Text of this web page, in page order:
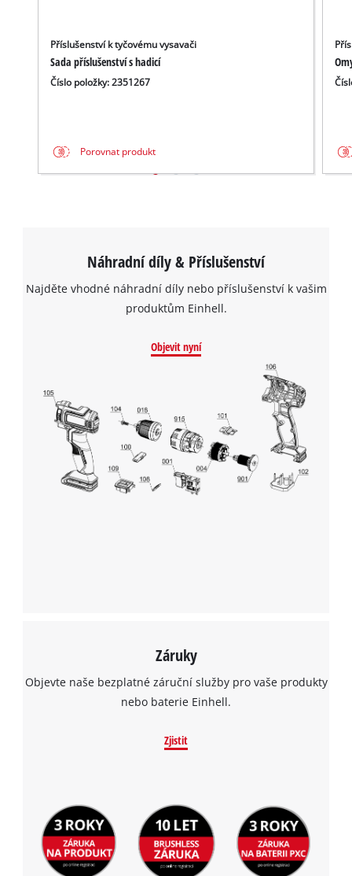
Příslušenství k tyčovému vysavači
Sada příslušenství s hadicí
Číslo položky: 2351267
Porovnat produkt
Náhradní díly & Příslušenství
Najděte vhodné náhradní díly nebo příslušenství k vašim
produktům Einhell.
Objevit nyní
Záruky
Objevte naše bezplatné záruční služby pro vaše produkty
nebo baterie Einhell.
Zjistit